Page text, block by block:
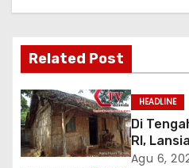
Related Post
HEADLINE
Di
RI,
Hidup
Agu 6,